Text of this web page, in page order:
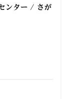
ンター / さが